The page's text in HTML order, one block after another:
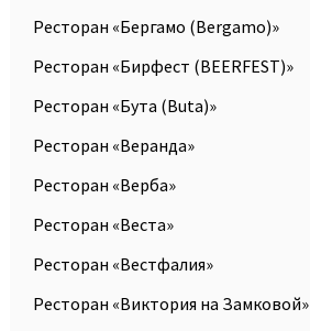
Ресторан «Бергамо (Bergamo)»
Ресторан «Бирфест (BEERFEST)»
Ресторан «Бута (Buta)»
Ресторан «Веранда»
Ресторан «Верба»
Ресторан «Веста»
Ресторан «Вестфалия»
Ресторан «Виктория на Замковой»